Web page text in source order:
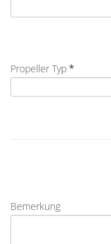
Propeller Typ*
Bemerkung